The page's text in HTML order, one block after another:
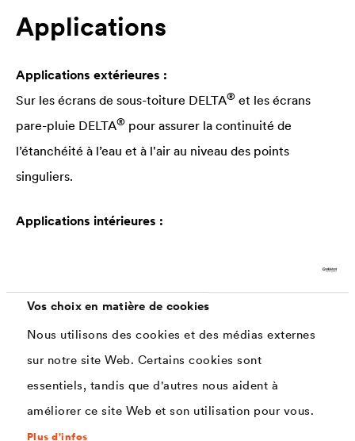
Vos choix en matière de cookies
Nous utilisons des cookies et des médias externes
sur notre site Web. Certains cookies sont
essentiels, tandis que d'autres nous aident à
améliorer ce site Web et son utilisation pour vous.
Plus d'infos
Applications
Applications extérieures :
Sur les écrans de sous-toiture DELTA® et les écrans
pare-pluie DELTA® pour assurer la continuité de
l’étanchéité à l’eau et à l'air au niveau des points
singuliers.
Applications intérieures :
singuliers.
Supports adaptés
– Pare-vapeur DELTA®
– Pare-pluie et écrans de sous-toiture